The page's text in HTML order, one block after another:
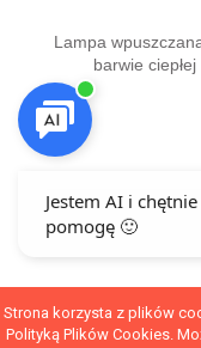
Strona korzysta z plików
Polityką Plików Cookies.
Lampa
barwie